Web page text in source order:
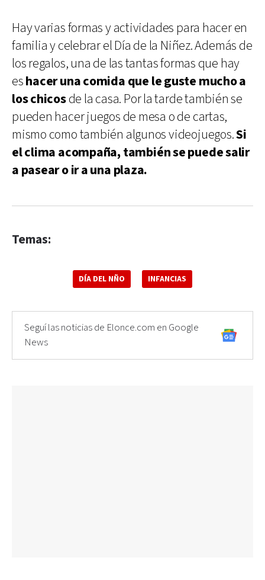
Hay varias formas y actividades para hacer en
familia y celebrar el Día de la Niñez. Además de
los regalos, una de las tantas formas que hay
eshacer una comida que le guste mucho a
los chicosde la casa. Por la tarde también se
pueden hacer juegos de mesa o de cartas,
mismo como también algunos videojuegos.Si
el clima acompaña, también se puede salir
a pasear o ir a una plaza.
Temas:
DÍA DEL NÑO INFANCIAS
Seguí las noticias de Elonce.com en Google
News